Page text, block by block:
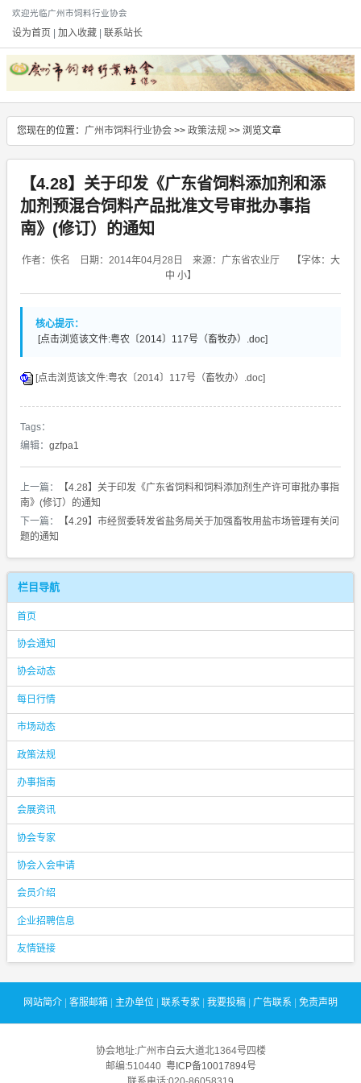
欢迎光临广州市饲料行业协会
设为首页 加入收藏 联系站长
您现在的位置： 广州市饲料行业协会 >> 政策法规 >> 浏览文章
【4.28】关于印发《广东省饲料添加剂和添
加剂预混合饲料产品批准文号审批办事指
南》(修订）的通知
作者：佚名 日期：2014年04月28日 来源：广东省农业厅 【字体： 大
中 小】
核心提示：
[点击浏览该文件:粤农〔2014〕117号（畜牧办）.doc]
[点击浏览该文件:粤农〔2014〕117号（畜牧办）.doc]
Tags：
编辑： gzfpa1
上一篇：
【4.28】关于印发《广东省饲料和饲料添加剂生产许可审批办事指
南》(修订）的通知
下一篇：
【4.29】市经贸委转发省盐务局关于加强畜牧用盐市场管理有关问
题的通知
栏目导航
首页
协会通知
协会动态
每日行情
市场动态
政策法规
办事指南
会展资讯
协会专家
协会入会申请
会员介绍
企业招聘信息
友情链接
网站简介 客服邮箱 主办单位 联系专家 我要投稿 广告联系 免责声明
协会地址:广州市白云大道北1364号四楼
邮编:510440 粤ICP备10017894号